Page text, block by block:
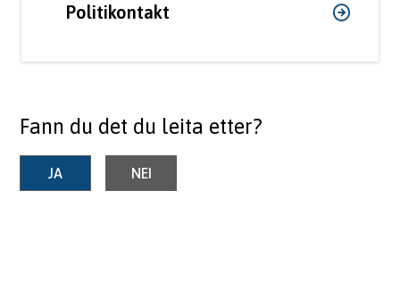
Politikontakt
Fann du det du leita etter?
JA NEI